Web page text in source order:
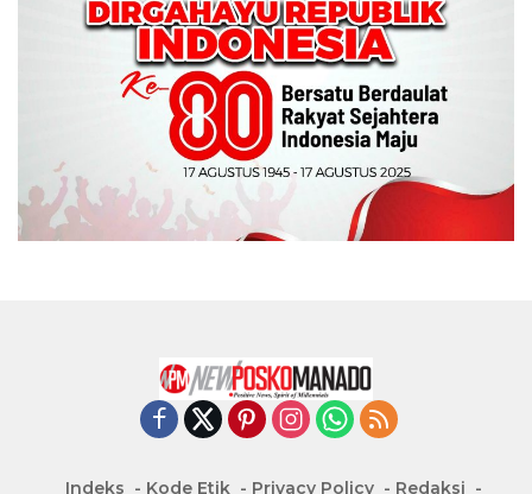
Indeks Kode Etik Privacy Policy Redaksi